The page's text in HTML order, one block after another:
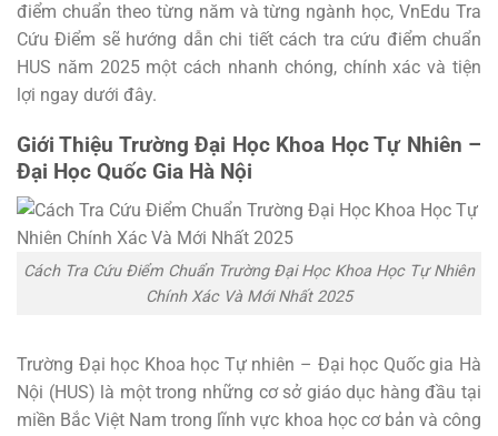
điểm chuẩn theo từng năm và từng ngành học, VnEdu Tra
Cứu Điểm sẽ hướng dẫn chi tiết cách tra cứu điểm chuẩn
HUS năm 2025 một cách nhanh chóng, chính xác và tiện
lợi ngay dưới đây.
Giới Thiệu Trường Đại Học Khoa Học Tự Nhiên –
Đại Học Quốc Gia Hà Nội
Cách Tra Cứu Điểm Chuẩn Trường Đại Học Khoa Học Tự Nhiên
Chính Xác Và Mới Nhất 2025
Trường Đại học Khoa học Tự nhiên – Đại học Quốc gia Hà
Nội (HUS) là một trong những cơ sở giáo dục hàng đầu tại
miền Bắc Việt Nam trong lĩnh vực khoa học cơ bản và công